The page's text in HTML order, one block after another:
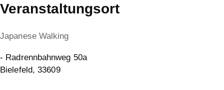
Veranstaltungsort
Japanese Walking
- Radrennbahnweg 50a
Bielefeld, 33609